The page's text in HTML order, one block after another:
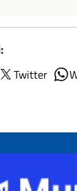
Twitter